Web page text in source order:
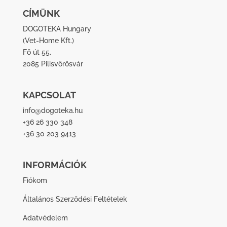
CÍMÜNK
DOGOTEKA Hungary
(Vet-Home Kft.)
Fő út 55.
2085 Pilisvörösvár
KAPCSOLAT
info@dogoteka.hu
+36 26 330 348
+36 30 203 9413
INFORMÁCIÓK
Fiókom
Általános Szerződési Feltételek
Adatvédelem